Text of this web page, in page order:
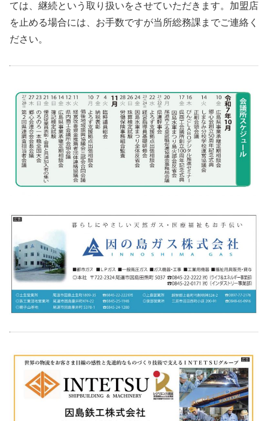
ては、継続という取り扱いをさせていただきます。加盟店
を止める場合には、お手数ですが当所総務課までご連絡く
ださい。